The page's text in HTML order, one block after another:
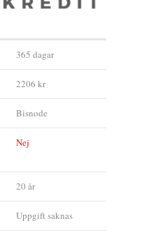
365 dagar
2206 kr
Bisnode
Nej
20 år
Uppgift saknas